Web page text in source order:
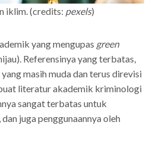
iklim. (credits: pexels)
yang mengupas green
Referensinya yang terbatas,
masih muda dan terus direvisi
literatur akademik kriminologi
sangat terbatas untuk
juga penggunaannya oleh